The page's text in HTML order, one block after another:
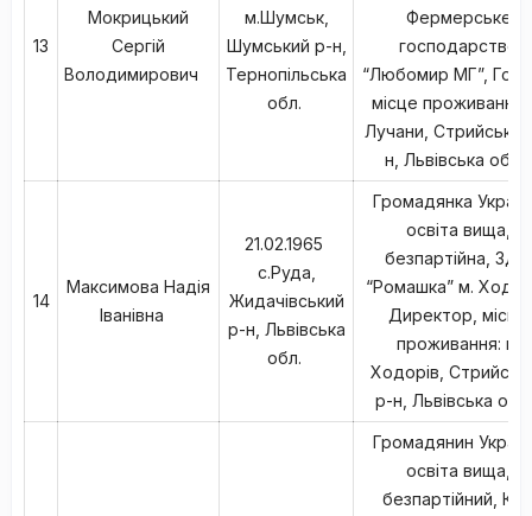
13
Мокрицький
Сергій
Володимирович
м.Шумськ,
Шумський р-н,
Тернопільська
обл.
Фермерське
господарство
“Любомир МГ”,
місце проживання:
Лучани,
н, Львівська обл.,
14
Максимова Надія
Іванівна
21.02.1965
с.Руда,
Жидачівський
р-н, Львівська
обл.
Громадянка
освіта вища,
безпартійна, ЗДО
“Ромашка” м.
Директор, місце
проживання: м.
Ходорів,
р-н, Львівська
Громадянин
освіта вища,
безпартійний,